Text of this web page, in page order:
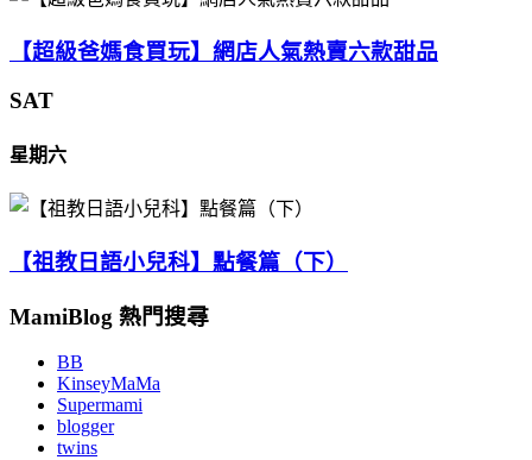
【超級爸媽食買玩】網店人氣熱賣六款甜品
SAT
星期六
【祖教日語小兒科】點餐篇（下）
MamiBlog 熱門搜尋
BB
KinseyMaMa
Supermami
blogger
twins